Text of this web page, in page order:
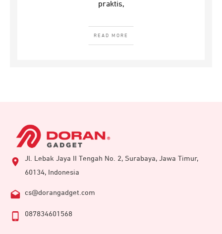
praktis,
READ MORE
Jl. Lebak Jaya II Tengah No. 2, Surabaya, Jawa Timur,
60134, Indonesia
cs@dorangadget.com
087834601568